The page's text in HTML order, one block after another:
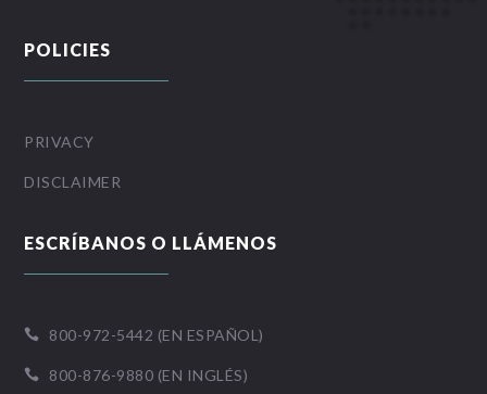
POLICIES
PRIVACY
DISCLAIMER
ESCRÍBANOS O LLÁMENOS
 800-972-5442 (EN ESPAÑOL)
 800-876-9880 (EN INGLÉS)